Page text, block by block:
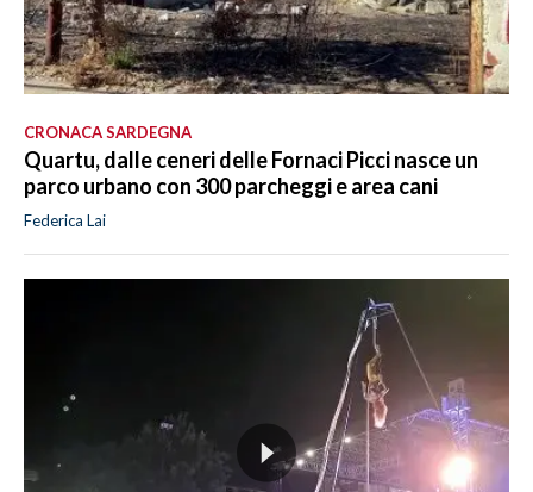
CRONACA SARDEGNA
Quartu, dalle ceneri delle Fornaci Picci nasce un
parco urbano con 300 parcheggi e area cani
Federica Lai